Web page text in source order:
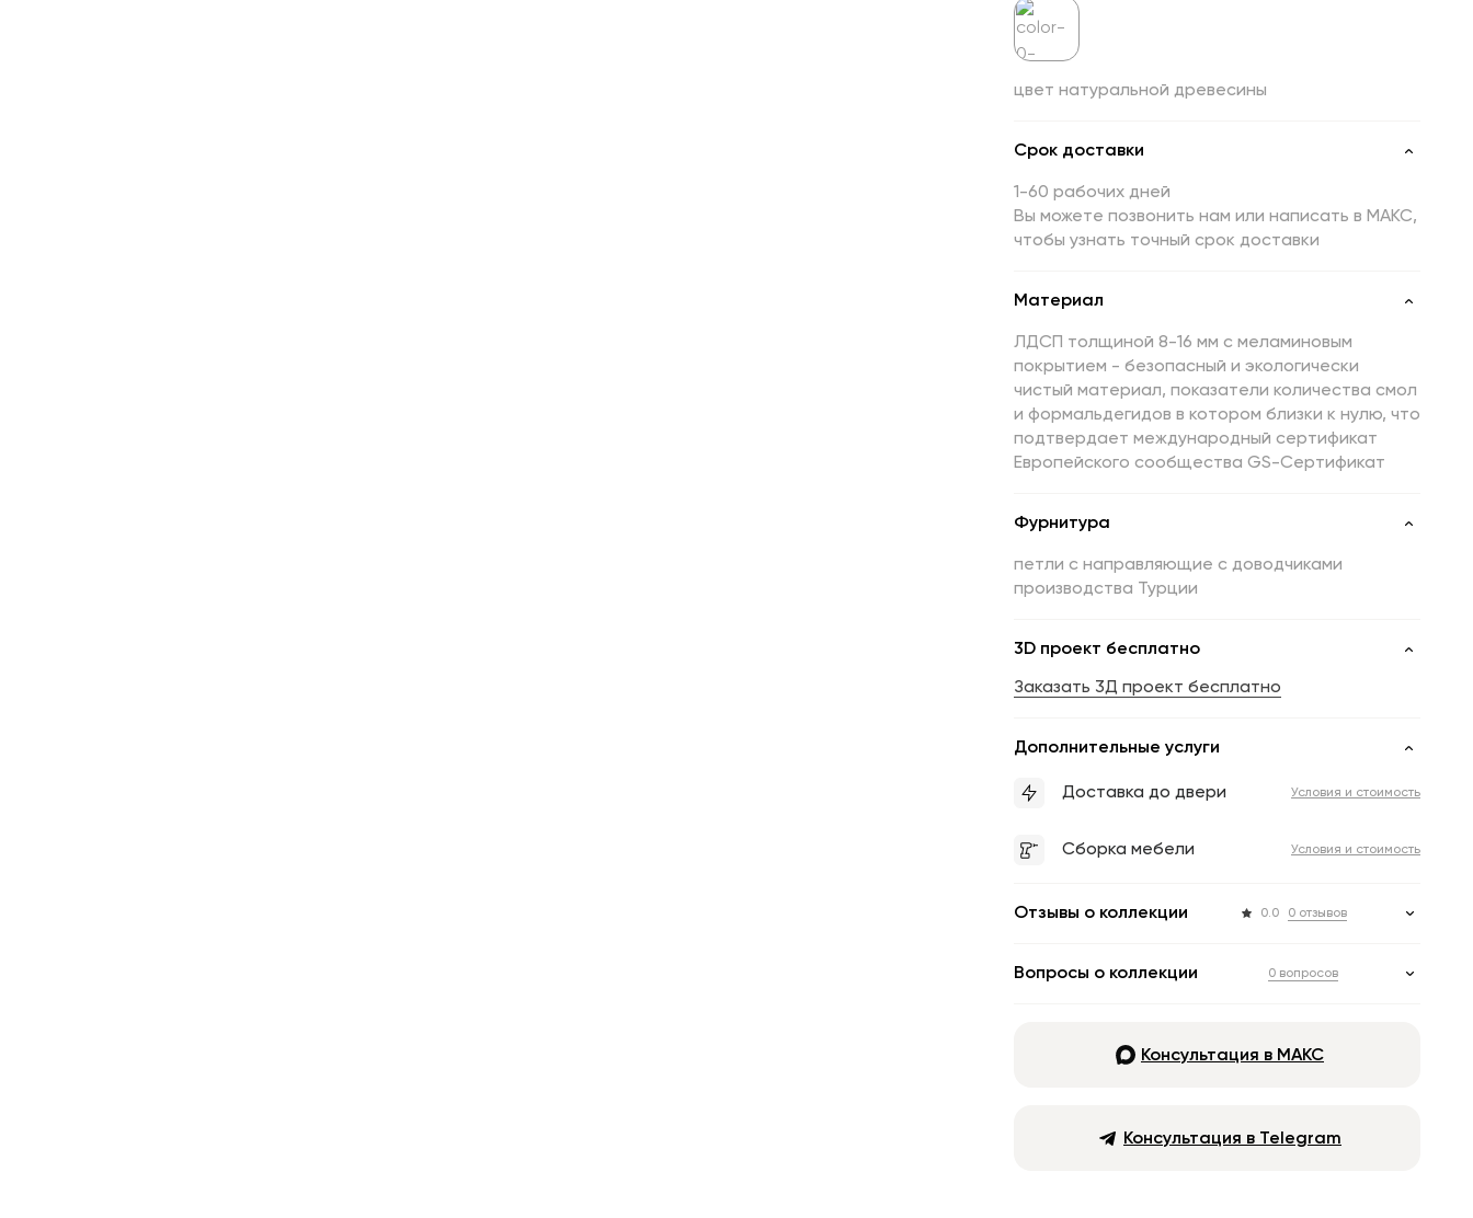
цвет натуральной древесины
Срок доставки
1-60 рабочих дней
Вы можете позвонить нам или написать в МАКС,
чтобы узнать точный срок доставки
Материал
ЛДСП толщиной 8-16 мм с меламиновым
покрытием - безопасный и экологически
чистый материал, показатели количества смол
и формальдегидов в котором близки к нулю, что
подтвердает международный сертификат
Европейского сообщества GS-Сертификат
Фурнитура
петли с направляющие с доводчиками
производства Турции
3D проект бесплатно
Заказать 3Д проект бесплатно
Дополнительные услуги
Доставка до двери Условия и стоимость
Сборка мебели Условия и стоимость
Отзывы о коллекции 0.0 0 отзывов
Вопросы о коллекции 0 вопросов
Консультация в МАКС
Консультация в Telegram